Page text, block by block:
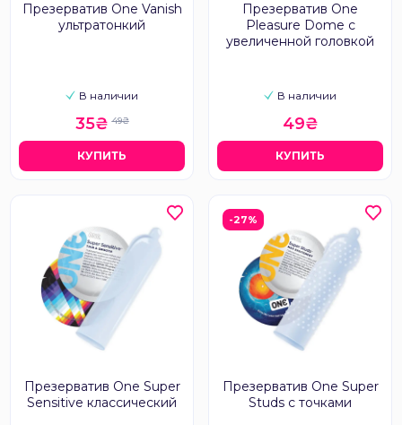
Презерватив One Vanish
ультратонкий
В наличии
35₴ 49₴
КУПИТЬ
Презерватив One
Pleasure Dome с
увеличенной головкой
В наличии
49₴
КУПИТЬ
Презерватив One Super
Sensitive классический
-27%
Презерватив One Super
Studs с точками